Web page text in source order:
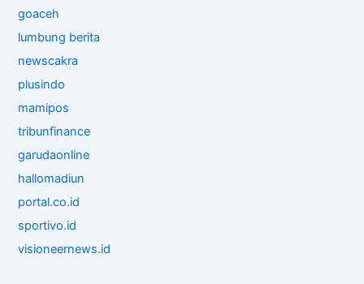
goaceh
lumbung berita
newscakra
plusindo
mamipos
tribunfinance
garudaonline
hallomadiun
portal.co.id
sportivo.id
visioneernews.id